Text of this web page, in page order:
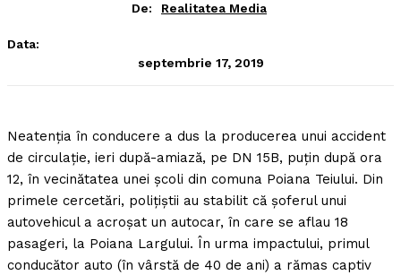
De: Realitatea Media
Data:
septembrie 17, 2019
Neatenţia în conducere a dus la producerea unui accident
de circulaţie, ieri după-amiază, pe DN 15B, puţin după ora
12, în vecinătatea unei şcoli din comuna Poiana Teiului. Din
primele cercetări, poliţiştii au stabilit că şoferul unui
autovehicul a acroşat un autocar, în care se aflau 18
pasageri, la Poiana Largului. În urma impactului, primul
conducător auto (în vârstă de 40 de ani) a rămas captiv